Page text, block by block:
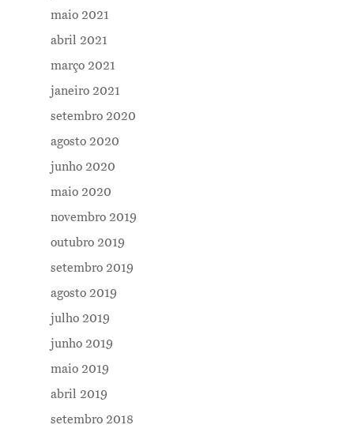
maio 2021
abril 2021
março 2021
janeiro 2021
setembro 2020
agosto 2020
junho 2020
maio 2020
novembro 2019
outubro 2019
setembro 2019
agosto 2019
julho 2019
junho 2019
maio 2019
abril 2019
setembro 2018